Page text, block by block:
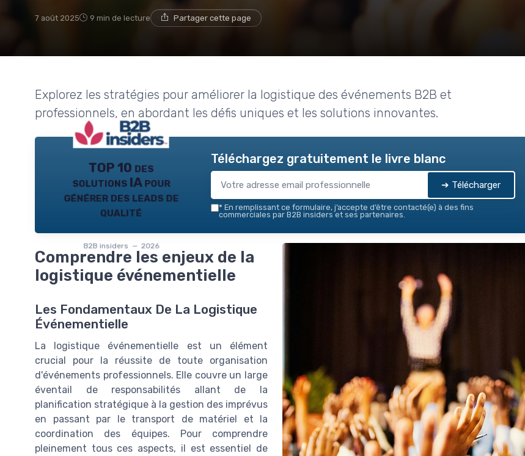
7 août 2025 9 min de lecture Partager cette page
Explorez les stratégies pour améliorer la logistique des événements B2B et
professionnels, en abordant les défis uniques et les solutions innovantes.
TOP 10 des
solutions IA pour
générer des leads de
qualité
B2B insiders — 2026
Téléchargez gratuitement le livre blanc
➔ Télécharger
* En remplissant ce formulaire, j’accepte d’être contacté(e) à des fins
commerciales par B2B insiders et ses partenaires.
Comprendre les enjeux de la
logistique événementielle
Les Fondamentaux De La Logistique
Événementielle
La logistique événementielle est un élément
crucial pour la réussite de toute organisation
d'événements professionnels. Elle couvre un large
éventail de responsabilités allant de la
planification stratégique à la gestion des imprévus
en passant par le transport de matériel et la
coordination des équipes. Pour comprendre
pleinement tous ces aspects, il est essentiel de